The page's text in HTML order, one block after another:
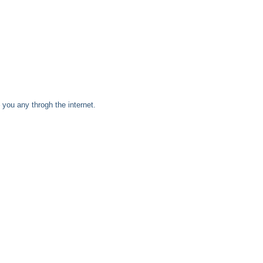
any throgh the internet.